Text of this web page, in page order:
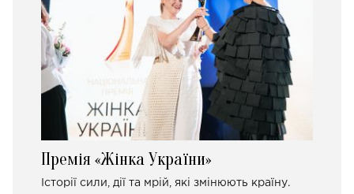
Премія «Жінка України»
Історії сили, дії та мрій, які змінюють країну.